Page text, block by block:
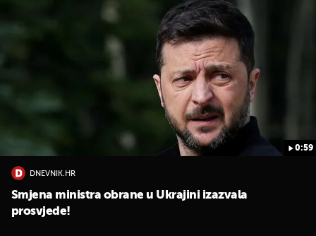
0:59
DNEVNIK.HR
Smjena ministra obrane u Ukrajini izazvala
prosvjede!